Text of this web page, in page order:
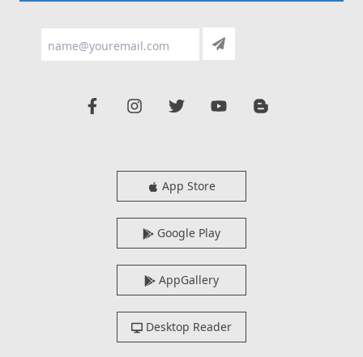
App Store
Google Play
AppGallery
Desktop Reader